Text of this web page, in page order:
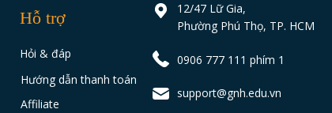
12/47 Lữ Gia,
Phường Phú Thọ, TP. HCM
0906 777 111 phím 1
support@gnh.edu.vn
Hỗ trợ
Hỏi & đáp
Affiliate
Hướng dẫn thanh toán